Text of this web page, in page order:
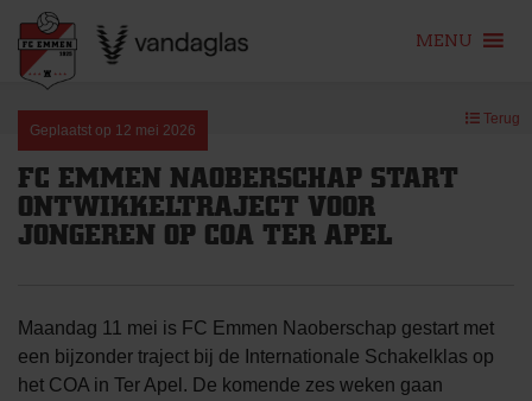
content
MENU
Geplaatst op 12 mei 2026
Terug
FC EMMEN NAOBERSCHAP START
ONTWIKKELTRAJECT VOOR
JONGEREN OP COA TER APEL
Maandag 11 mei is FC Emmen Naoberschap gestart met
een bijzonder traject bij de Internationale Schakelklas op
het COA in Ter Apel. De komende zes weken gaan